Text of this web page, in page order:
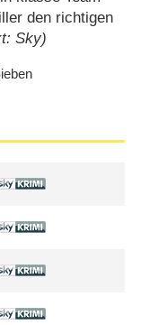
den richtigen
Sky)